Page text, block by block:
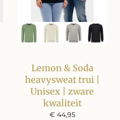
Lemon & Soda
heavysweat trui |
Unisex | zware
kwaliteit
€44,95